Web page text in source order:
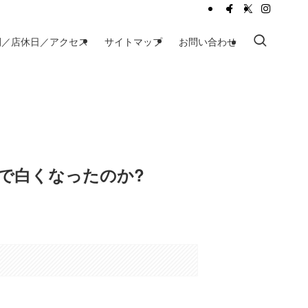
店休日／アクセス サイトマップ お問い合わせ
白くなったのか?